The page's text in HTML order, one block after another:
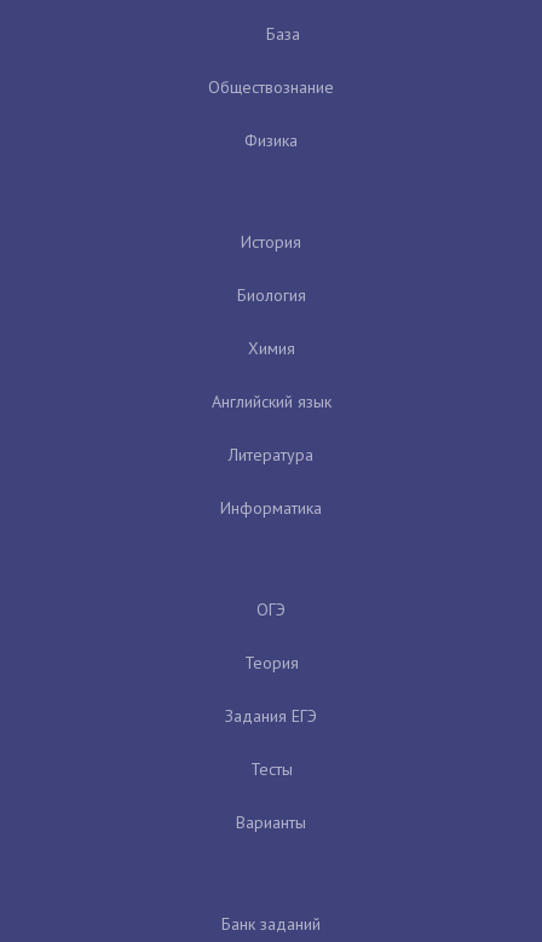
База
Обществознание
Физика
История
Биология
Химия
Английский язык
Литература
Информатика
ОГЭ
Теория
Задания ЕГЭ
Тесты
Варианты
Банк заданий